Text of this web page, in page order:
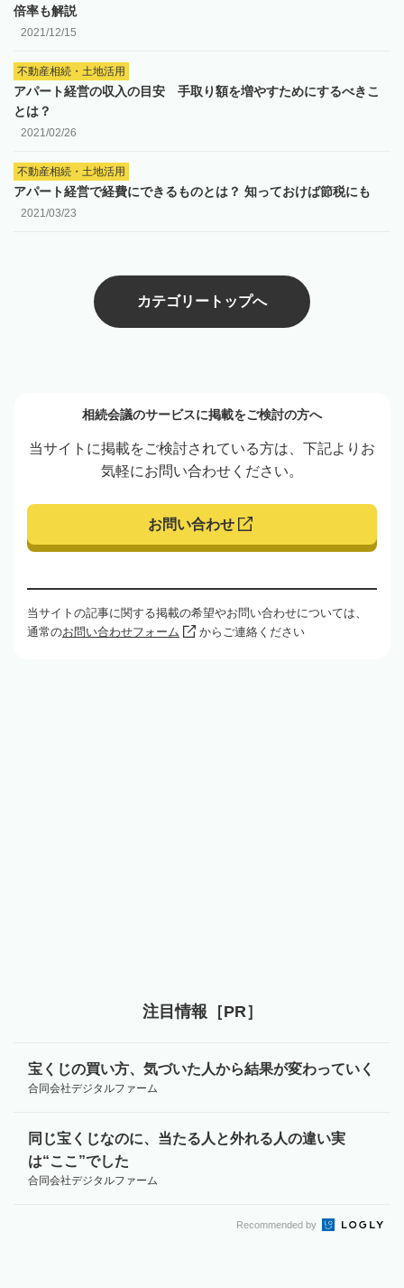
倍率も解説
2021/12/15
不動産相続・土地活用
アパート経営の収入の目安 手取り額を増やすためにするべきこ
とは？
2021/02/26
不動産相続・土地活用
アパート経営で経費にできるものとは？ 知っておけば節税にも
2021/03/23
カテゴリートップへ
相続会議のサービスに掲載をご検討の方へ
当サイトに掲載をご検討されている方は、下記よりお
気軽にお問い合わせください。
お問い合わせ
当サイトの記事に関する掲載の希望やお問い合わせについては、
通常のお問い合わせフォーム からご連絡ください
注目情報［PR］
宝くじの買い方、気づいた人から結果が変わっていく
合同会社デジタルファーム
同じ宝くじなのに、当たる人と外れる人の違い実
は“ここ”でした
合同会社デジタルファーム
Recommended by